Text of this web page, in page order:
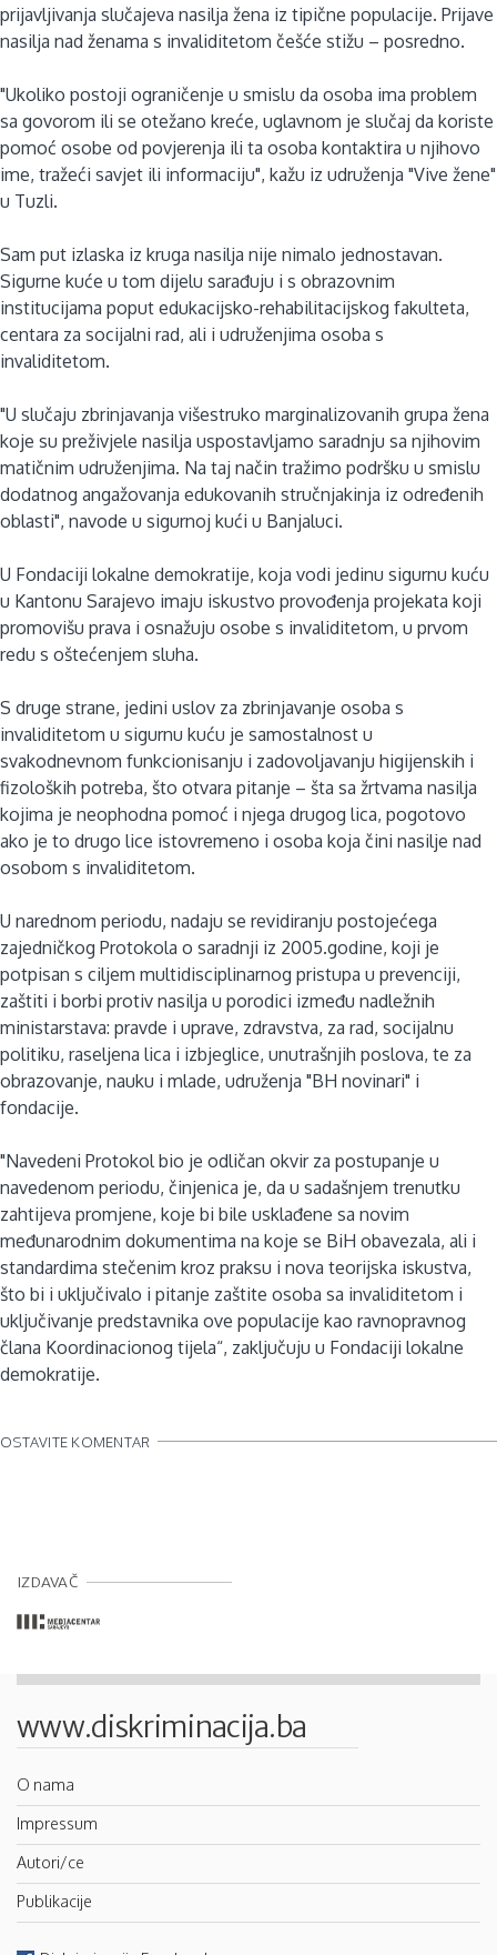
prijavljivanja slučajeva nasilja žena iz tipične populacije. Prijave
nasilja nad ženama s invaliditetom češće stižu – posredno.
"Ukoliko postoji ograničenje u smislu da osoba ima problem
sa govorom ili se otežano kreće, uglavnom je slučaj da koriste
pomoć osobe od povjerenja ili ta osoba kontaktira u njihovo
ime, tražeći savjet ili informaciju", kažu iz udruženja "Vive žene"
u Tuzli.
Sam put izlaska iz kruga nasilja nije nimalo jednostavan.
Sigurne kuće u tom dijelu sarađuju i s obrazovnim
institucijama poput edukacijsko-rehabilitacijskog fakulteta,
centara za socijalni rad, ali i udruženjima osoba s
invaliditetom.
"U slučaju zbrinjavanja višestruko marginalizovanih grupa žena
koje su preživjele nasilja uspostavljamo saradnju sa njihovim
matičnim udruženjima. Na taj način tražimo podršku u smislu
dodatnog angažovanja edukovanih stručnjakinja iz određenih
oblasti", navode u sigurnoj kući u Banjaluci.
U Fondaciji lokalne demokratije, koja vodi jedinu sigurnu kuću
u Kantonu Sarajevo imaju iskustvo provođenja projekata koji
promovišu prava i osnažuju osobe s invaliditetom, u prvom
redu s oštećenjem sluha.
S druge strane, jedini uslov za zbrinjavanje osoba s
invaliditetom u sigurnu kuću je samostalnost u
svakodnevnom funkcionisanju i zadovoljavanju higijenskih i
fizoloških potreba, što otvara pitanje – šta sa žrtvama nasilja
kojima je neophodna pomoć i njega drugog lica, pogotovo
ako je to drugo lice istovremeno i osoba koja čini nasilje nad
osobom s invaliditetom.
U narednom periodu, nadaju se revidiranju postojećega
zajedničkog Protokola o saradnji iz 2005.godine, koji je
potpisan s ciljem multidisciplinarnog pristupa u prevenciji,
zaštiti i borbi protiv nasilja u porodici između nadležnih
ministarstava: pravde i uprave, zdravstva, za rad, socijalnu
politiku, raseljena lica i izbjeglice, unutrašnjih poslova, te za
obrazovanje, nauku i mlade, udruženja "BH novinari" i
fondacije.
"Navedeni Protokol bio je odličan okvir za postupanje u
navedenom periodu, činjenica je, da u sadašnjem trenutku
zahtijeva promjene, koje bi bile usklađene sa novim
međunarodnim dokumentima na koje se BiH obavezala, ali i
standardima stečenim kroz praksu i nova teorijska iskustva,
što bi i uključivalo i pitanje zaštite osoba sa invaliditetom i
uključivanje predstavnika ove populacije kao ravnopravnog
člana Koordinacionog tijela“, zaključuju u Fondaciji lokalne
demokratije.
OSTAVITE KOMENTAR
IZDAVAČ
www.diskriminacija.ba
O nama
Impressum
Autori/ce
Publikacije